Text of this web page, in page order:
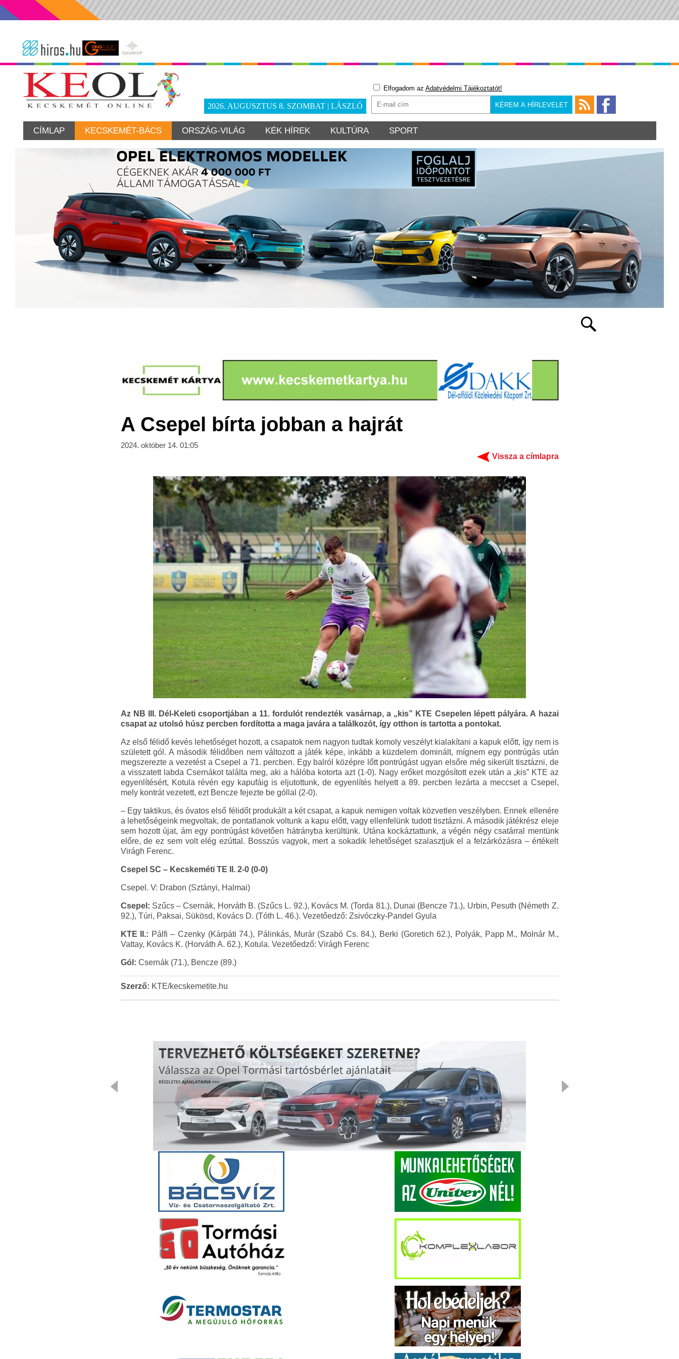
2026. AUGUSZTUS 8. SZOMBAT | LÁSZLÓ
Elfogadom az Adatvédelmi Tájékoztatót!
CÍMLAP KECSKEMÉT-BÁCS ORSZÁG-VILÁG KÉK HÍREK KULTÚRA SPORT
A Csepel bírta jobban a hajrát
2024. október 14. 01:05
Vissza a címlapra
Az NB III. Dél-Keleti csoportjában a 11. fordulót rendezték vasárnap, a „kis” KTE Csepelen lépett pályára. A hazai
csapat az utolsó húsz percben fordította a maga javára a találkozót, így otthon is tartotta a pontokat.
Az első félidő kevés lehetőséget hozott, a csapatok nem nagyon tudtak komoly veszélyt kialakítani a kapuk előtt, így nem is
született gól. A második félidőben nem változott a játék képe, inkább a küzdelem dominált, mígnem egy pontrúgás után
megszerezte a vezetést a Csepel a 71. percben. Egy balról középre lőtt pontrúgást ugyan elsőre még sikerült tisztázni, de
a visszatett labda Csernákot találta meg, aki a hálóba kotorta azt (1-0). Nagy erőket mozgósított ezek után a „kis” KTE az
egyenlítésért, Kotula révén egy kapufáig is eljutottunk, de egyenlítés helyett a 89. percben lezárta a meccset a Csepel,
mely kontrát vezetett, ezt Bencze fejezte be góllal (2-0).
– Egy taktikus, és óvatos első félidőt produkált a két csapat, a kapuk nemigen voltak közvetlen veszélyben. Ennek ellenére
a lehetőségeink megvoltak, de pontatlanok voltunk a kapu előtt, vagy ellenfelünk tudott tisztázni. A második játékrész eleje
sem hozott újat, ám egy pontrúgást követően hátrányba kerültünk. Utána kockáztattunk, a végén négy csatárral mentünk
előre, de ez sem volt elég ezúttal. Bosszús vagyok, mert a sokadik lehetőséget szalasztjuk el a felzárkózásra – értékelt
Virágh Ferenc.
Csepel SC – Kecskeméti TE II. 2-0 (0-0)
Csepel. V: Drabon (Sztányi, Halmai)
Csepel: Szűcs – Csernák, Horváth B. (Szűcs L. 92.), Kovács M. (Torda 81.), Dunai (Bencze 71.), Urbin, Pesuth (Németh Z.
92.), Túri, Paksai, Sükösd, Kovács D. (Tóth L. 46.). Vezetőedző: Zsivóczky-Pandel Gyula
KTE II.: Pálfi – Czenky (Kárpáti 74.), Pálinkás, Murár (Szabó Cs. 84.), Berki (Goretich 62.), Polyák, Papp M., Molnár M.,
Vattay, Kovács K. (Horváth A. 62.), Kotula. Vezetőedző: Virágh Ferenc
Gól: Csernák (71.), Bencze (89.)
Szerző: KTE/kecskemetite.hu